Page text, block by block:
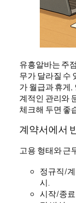
유흥알바는 주
무가 달라질 수
가 월급과 휴게
계적인 관리와
체크해 두면 좋
계약서에서
고용 형태와 근
정규직/
시.
시작/종료